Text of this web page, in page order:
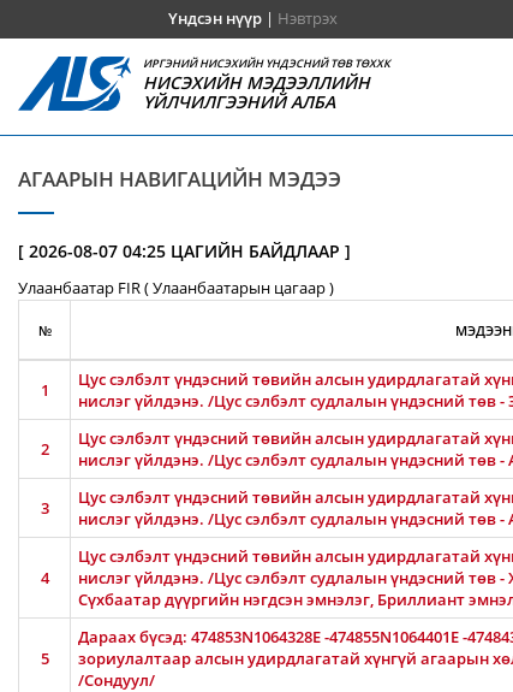
Үндсэн нүүр| Нэвтрэх
ИРГЭНИЙ НИСЭХИЙН ҮНДЭСНИЙ ТӨВ ТӨХХК
НИСЭХИЙН МЭДЭЭЛЛИЙН
ҮЙЛЧИЛГЭЭНИЙ АЛБА
АГААРЫН НАВИГАЦИЙН МЭДЭЭ
[ 2026-08-07 04:25 ЦАГИЙН БАЙДЛААР ]
Улаанбаатар FIR ( Улаанбаатарын цагаар )
№
1
Цус сэлбэлт үндэсний төвийн алсын удирдлагатай
нислэг үйлдэнэ. /Цус сэлбэлт судлалын үндэсний төв
2
Цус сэлбэлт үндэсний төвийн алсын удирдлагатай
нислэг үйлдэнэ. /Цус сэлбэлт судлалын үндэсний
3
Цус сэлбэлт үндэсний төвийн алсын удирдлагатай
нислэг үйлдэнэ. /Цус сэлбэлт судлалын үндэсний
4
Цус сэлбэлт үндэсний төвийн алсын удирдлагатай
нислэг үйлдэнэ. /Цус сэлбэлт судлалын үндэсний
Сүхбаатар дүүргийн нэгдсэн эмнэлэг, Бриллиант
5
Дараах бүсэд: 474853N1064328E -474855N1064401E -
зориулалтаар алсын удирдлагатай хүнгүй агаарын
/Сондуул/